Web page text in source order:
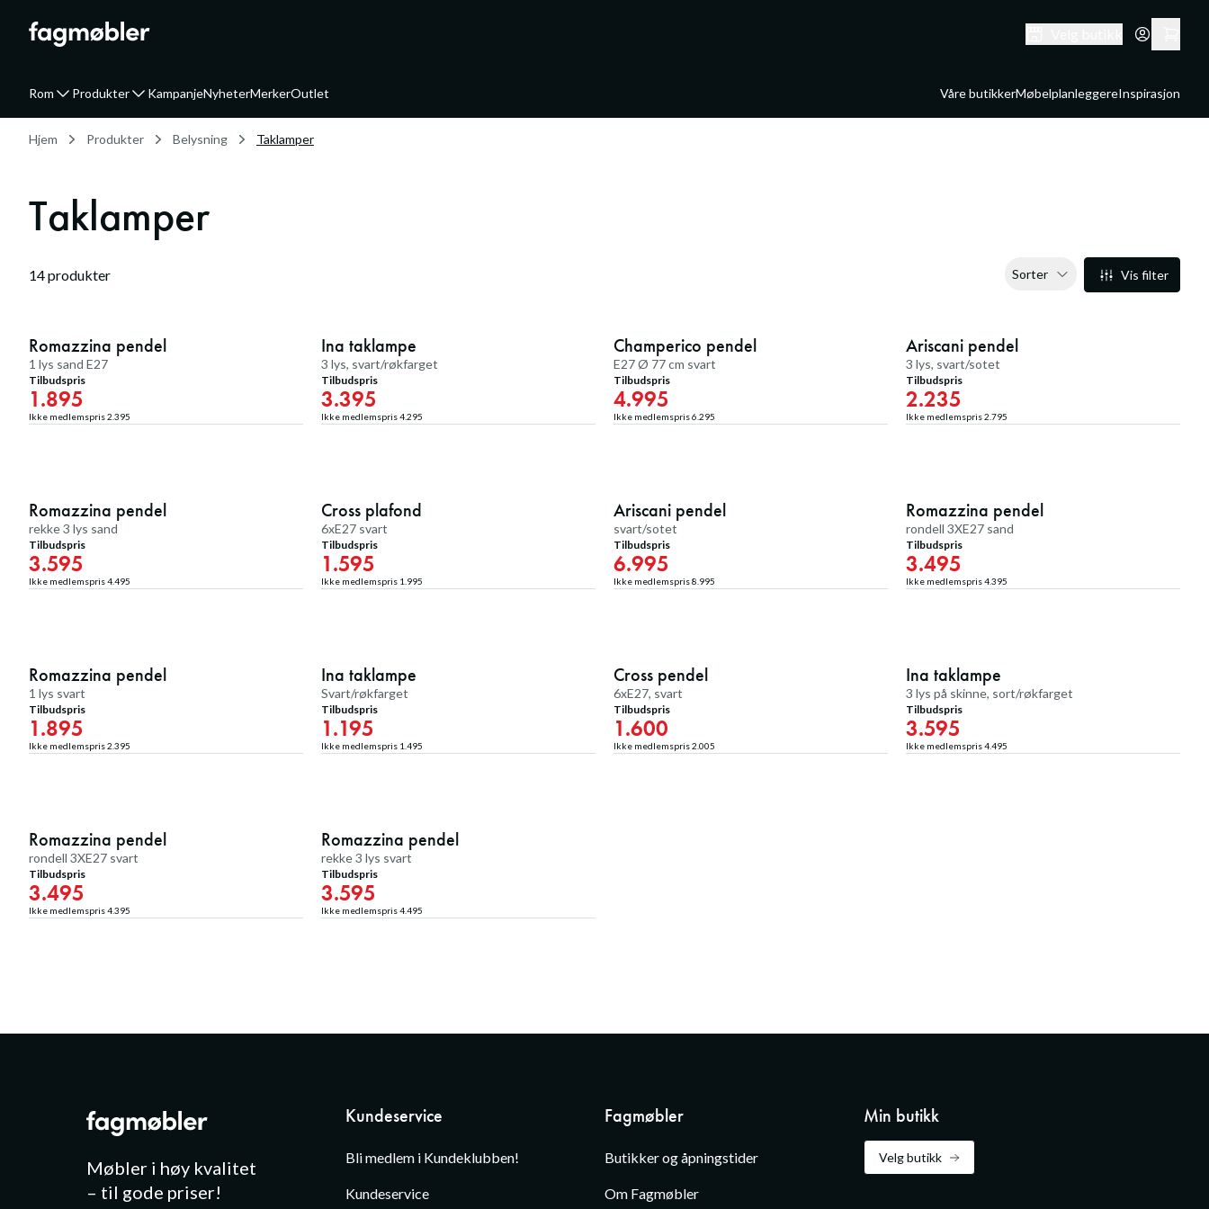
Rom Produkter KampanjeNyheterMerkerOutlet Våre butikkerMøbelplanleggereInspirasjon
Hjem Produkter Belysning Taklamper
Taklamper
14produkter Sorter Vis filter
Medlemstilbud
Romazzina pendel
1 lys sand E27
Tilbudspris
1.895
Ikke medlemspris2.395
Medlemstilbud
Ina taklampe
3 lys, svart/røkfarget
Tilbudspris
3.395
Ikke medlemspris4.295
Medlemstilbud
Champerico pendel
E27 Ø 77 cm svart
Tilbudspris
4.995
Ikke medlemspris6.295
Medlemstilbud
20%
Ariscani pendel
3 lys, svart/sotet
Tilbudspris
2.235
Ikke medlemspris2.795
Medlemstilbud
Romazzina pendel
rekke 3 lys sand
Tilbudspris
3.595
Ikke medlemspris4.495
Medlemstilbud
Cross plafond
6xE27 svart
Tilbudspris
1.595
Ikke medlemspris 1.995
Medlemstilbud
Ariscani pendel
svart/sotet
Tilbudspris
6.995
Ikke medlemspris8.995
Medlemstilbud
Romazzina pendel
rondell 3XE27 sand
Tilbudspris
3.495
Ikke medlemspris4.395
Medlemstilbud
Romazzina pendel
1 lys svart
Tilbudspris
1.895
Ikke medlemspris2.395
Medlemstilbud
Ina taklampe
Svart/røkfarget
Tilbudspris
1.195
Ikke medlemspris 1.495
Medlemstilbud
Cross pendel
6xE27, svart
Tilbudspris
1.600
Ikke medlemspris2.005
Medlemstilbud
Ina taklampe
3 lys på skinne, sort/røkfarget
Tilbudspris
3.595
Ikke medlemspris4.495
Medlemstilbud
Romazzina pendel
rondell 3XE27 svart
Tilbudspris
3.495
Ikke medlemspris4.395
Medlemstilbud
Romazzina pendel
rekke 3 lys svart
Tilbudspris
3.595
Ikke medlemspris4.495
Møbler i høy kvalitet
– til gode priser!
Kundeservice
Bli medlem i Kundeklubben!
Kundeservice
Fagmøbler
Butikker og åpningstider
Om Fagmøbler
Min butikk
Velg butikk